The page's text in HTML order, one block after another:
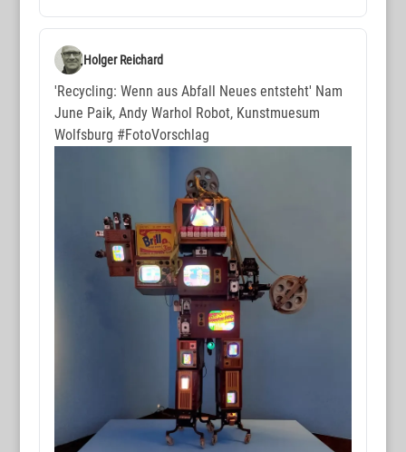
Holger Reichard
'Recycling: Wenn aus Abfall Neues entsteht' Nam
June Paik, Andy Warhol Robot, Kunstmuesum
Wolfsburg #FotoVorschlag